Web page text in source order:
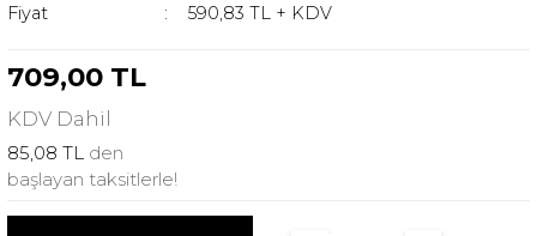
Fiyat
590,83 TL + KDV
709,00 TL
KDV Dahil
85,08 TL den
başlayan taksitlerle!